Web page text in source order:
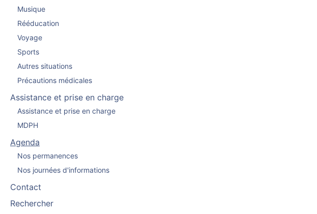
Musique
Rééducation
Voyage
Sports
Autres situations
Précautions médicales
Assistance et prise en charge
Assistance et prise en charge
MDPH
Agenda
Nos permanences
Nos journées d'informations
Contact
Rechercher